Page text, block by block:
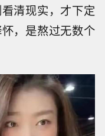
清现实，才下定
，是熬过无数个